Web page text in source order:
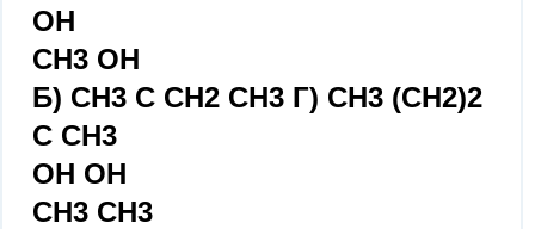
ОН
СН3 ОН
Б) СН3 С СН2 СН3 Г) СН3 (СН2)2
С СН3
ОН ОН
СН3 СН3